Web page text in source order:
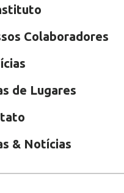
Colaboradores
de Lugares
& Notícias